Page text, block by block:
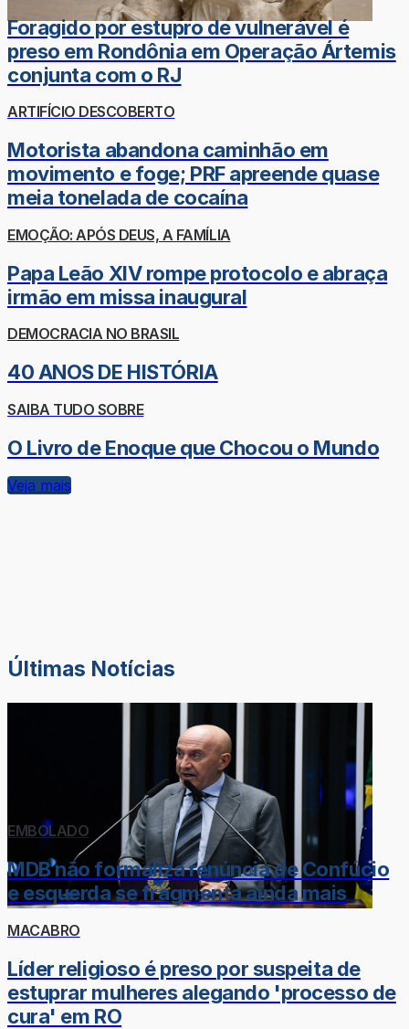
Foragido por estupro de vulnerável é
preso em Rondônia em Operação Ártemis
conjunta com o RJ
ARTIFÍCIO DESCOBERTO
Motorista abandona caminhão em
movimento e foge; PRF apreende quase
meia tonelada de cocaína
EMOÇÃO: APÓS DEUS, A FAMÍLIA
Papa Leão XIV rompe protocolo e abraça
irmão em missa inaugural
DEMOCRACIA NO BRASIL
40 ANOS DE HISTÓRIA
SAIBA TUDO SOBRE
O Livro de Enoque que Chocou o Mundo
Veja mais
Últimas Notícias
EMBOLADO
MDB não formaliza renúncia de Confúcio
e esquerda se fragmenta ainda mais
MACABRO
Líder religioso é preso por suspeita de
estuprar mulheres alegando 'processo de
cura' em RO